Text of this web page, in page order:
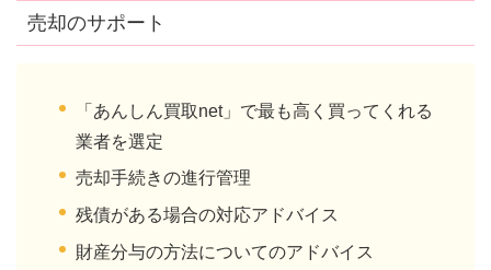
売却のサポート
「あんしん買取net」で最も高く買ってくれる
業者を選定
売却手続きの進行管理
残債がある場合の対応アドバイス
財産分与の方法についてのアドバイス